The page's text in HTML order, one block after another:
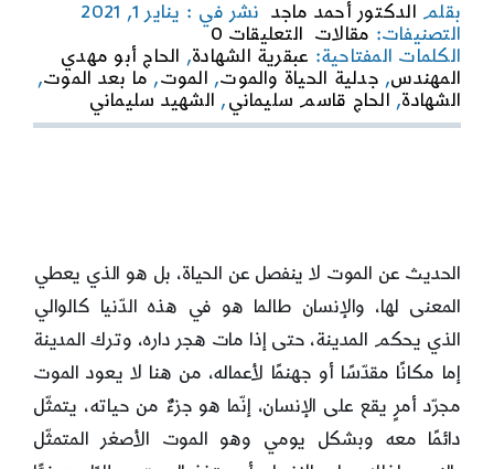
بقلم الدكتور أحمد ماجد نشر في : يناير 1, 2021
التصنيفات: مقالات التعليقات 0
on
الموت
كتجلٍّ
للمقدّس:
في
الكلمات المفتاحية: عبقرية الشهادة, الحاج أبو مهدي
المهندس, جدلية الحياة والموت, الموت, ما بعد الموت,
الشهادة, الحاج قاسم سليماني , الشهيد سليماني
الحديث عن الموت لا ينفصل عن الحياة، بل هو الذي يعطي
المعنى لها، والإنسان طالما هو في هذه الدّنيا كالوالي
الذي يحكم المدينة، حتى إذا مات هجر داره، وترك المدينة
إما مكانًا مقدّسًا أو جهنمًا لأعماله، من هنا لا يعود الموت
مجرّد أمرٍ يقع على الإنسان، إنّما هو جزءٌ من حياته، يتمثّل
دائمًا معه وبشكل يومي وهو الموت الأصغر المتمثّل